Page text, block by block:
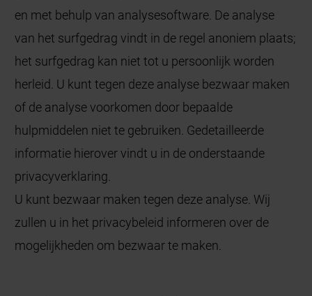
en met behulp van analysesoftware. De analyse
van het surfgedrag vindt in de regel anoniem plaats;
het surfgedrag kan niet tot u persoonlijk worden
herleid. U kunt tegen deze analyse bezwaar maken
of de analyse voorkomen door bepaalde
hulpmiddelen niet te gebruiken. Gedetailleerde
informatie hierover vindt u in de onderstaande
privacyverklaring.
U kunt bezwaar maken tegen deze analyse. Wij
zullen u in het privacybeleid informeren over de
mogelijkheden om bezwaar te maken.